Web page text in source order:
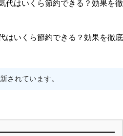
はいくら節約できる？効果を徹底
されています。